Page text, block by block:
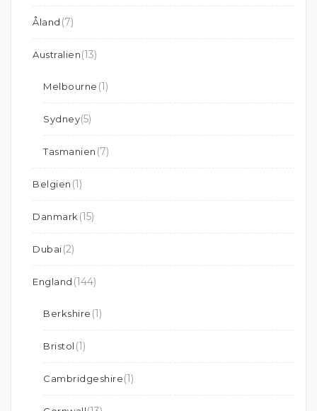
Åland (7)
Australien(13)
Melbourne (1)
Sydney(5)
Tasmanien (7)
Belgien (1)
Danmark (15)
Dubai(2)
England (144)
Berkshire (1)
Bristol (1)
Cambridgeshire(1)